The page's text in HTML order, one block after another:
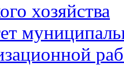
хозяйства